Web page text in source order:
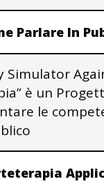
Parlare In
Simulator
è un
le